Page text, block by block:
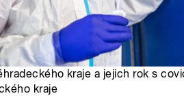
kraje a jejich rok s
kraje